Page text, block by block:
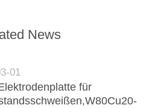
News
01
für